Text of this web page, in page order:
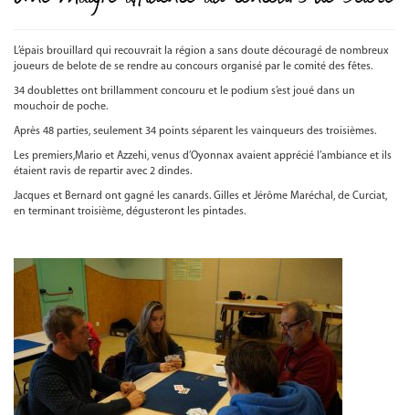
L’épais brouillard qui recouvrait la région a sans doute découragé de nombreux
joueurs de belote de se rendre au concours organisé par le comité des fêtes.
34 doublettes ont brillamment concouru et le podium s’est joué dans un
mouchoir de poche.
Après 48 parties, seulement 34 points séparent les vainqueurs des troisièmes.
Les premiers,Mario et Azzehi, venus d’Oyonnax avaient apprécié l’ambiance et ils
étaient ravis de repartir avec 2 dindes.
Jacques et Bernard ont gagné les canards. Gilles et Jérôme Maréchal, de Curciat,
en terminant troisième, dégusteront les pintades.